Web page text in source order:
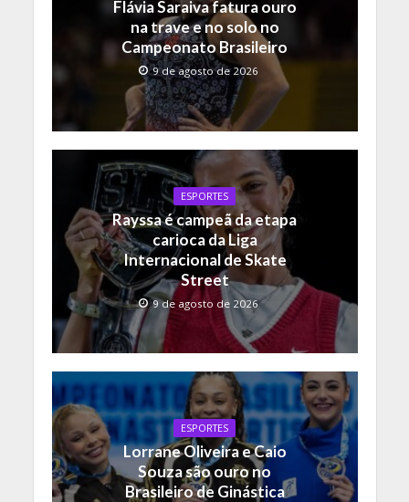
p k
Flávia Saraiva fatura ouro
na trave e no solo no
Campeonato Brasileiro
9 de agosto de 2026
ESPORTES
Rayssa é campeã da etapa
carioca da Liga
Internacional de Skate
Street
9 de agosto de 2026
ESPORTES
Lorrane Oliveira e Caio
Souza são ouro no
Brasileiro de Ginástica